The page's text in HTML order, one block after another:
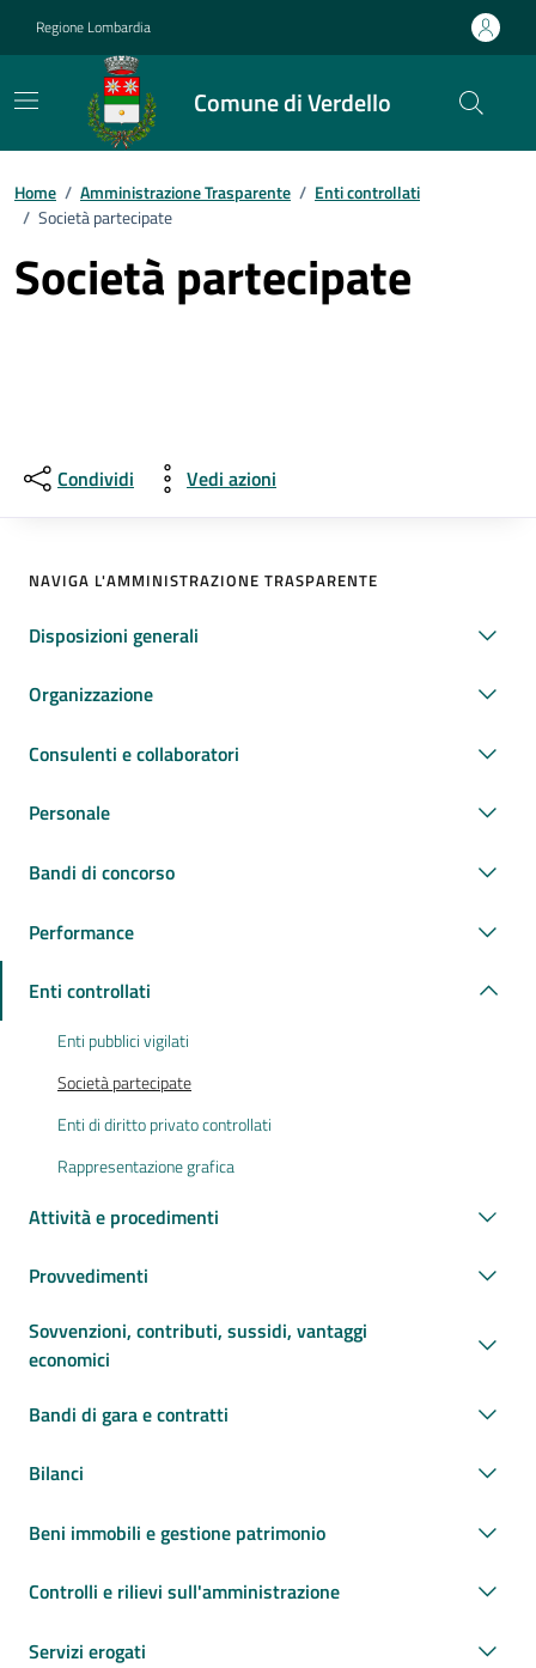
Regione Lombardia
Comune di Verdello
Home / Amministrazione Trasparente / Enti controllati
/ Società partecipate
Società partecipate
Condividi Vedi azioni
NAVIGA L'AMMINISTRAZIONE TRASPARENTE
Disposizioni generali
Organizzazione
Consulenti e collaboratori
Personale
Bandi di concorso
Performance
Enti controllati
Enti pubblici vigilati
Società partecipate
Enti di diritto privato controllati
Rappresentazione grafica
Attività e procedimenti
Provvedimenti
Sovvenzioni, contributi, sussidi, vantaggi
economici
Bandi di gara e contratti
Bilanci
Beni immobili e gestione patrimonio
Controlli e rilievi sull'amministrazione
Servizi erogati